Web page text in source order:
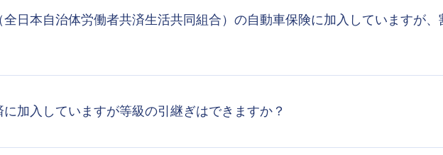
全日本自治体労働者共済生活共同組合）の自動車保険に加入していますが
加入していますが等級の引継ぎはできますか？